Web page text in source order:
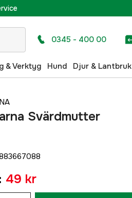
0345 - 400 00
& Verktyg Hund Djur & Lantbruk
Svärdmutter
49 kr